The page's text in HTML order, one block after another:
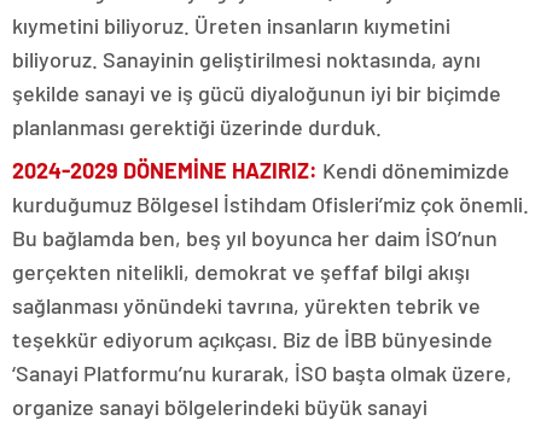
kıymetini biliyoruz. Üreten insanların kıymetini
biliyoruz. Sanayinin geliştirilmesi noktasında, aynı
şekilde sanayi ve iş gücü diyaloğunun iyi bir biçimde
planlanması gerektiği üzerinde durduk.
2024-2029 DÖNEMİNE HAZIRIZ: Kendi dönemimizde
kurduğumuz Bölgesel İstihdam Ofisleri’miz çok önemli.
Bu bağlamda ben, beş yıl boyunca her daim İSO’nun
gerçekten nitelikli, demokrat ve şeffaf bilgi akışı
sağlanması yönündeki tavrına, yürekten tebrik ve
teşekkür ediyorum açıkçası. Biz de İBB bünyesinde
‘Sanayi Platformu’nu kurarak, İSO başta olmak üzere,
organize sanayi bölgelerindeki büyük sanayi